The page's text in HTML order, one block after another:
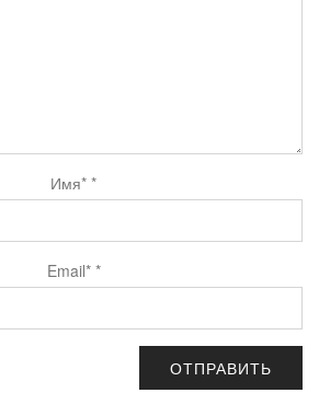
Имя* *
Email* *